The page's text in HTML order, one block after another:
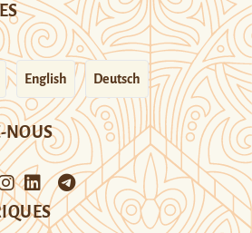
English Deutsch
NOUS